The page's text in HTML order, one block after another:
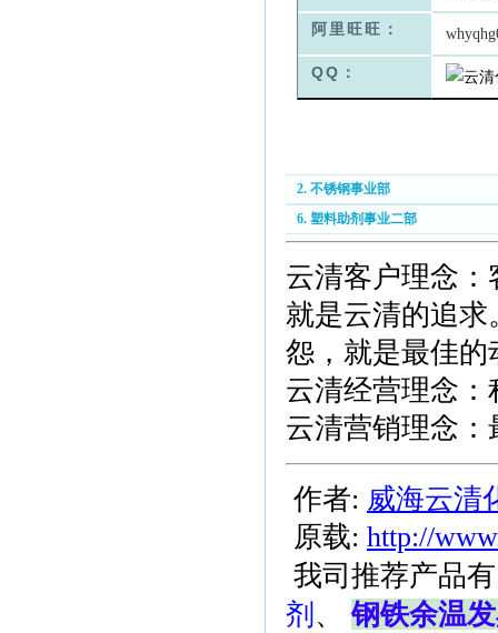
阿里旺旺：
QQ：
2. 不锈钢事业部
6. 塑料助剂事业二部
云清客户理念
就是云清的追
怨，就是最佳的
云清经营理念
云清营销理念
作者: 威海云清
原载: http://
我司推荐产品
剂 、钢铁余温